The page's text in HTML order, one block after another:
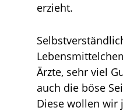
erzieht.
Ärzte, sehr viel
auch die böse
Diese wollen wir